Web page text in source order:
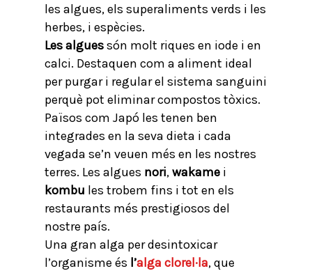
les algues, els superaliments verds i les
herbes, i espècies.
Les alguessón molt riques en iode i en
calci. Destaquen com a aliment ideal
per purgar i regular el sistema sanguini
perquè pot eliminar compostos tòxics.
Països com Japó les tenen ben
integrades en la seva dieta i cada
vegada se’n veuen més en les nostres
terres. Les algues nori,wakame i
kombu les trobem fins i tot en els
restaurants més prestigiosos del
nostre país.
Una gran alga per desintoxicar
l’organisme és l’alga clorel·la, que